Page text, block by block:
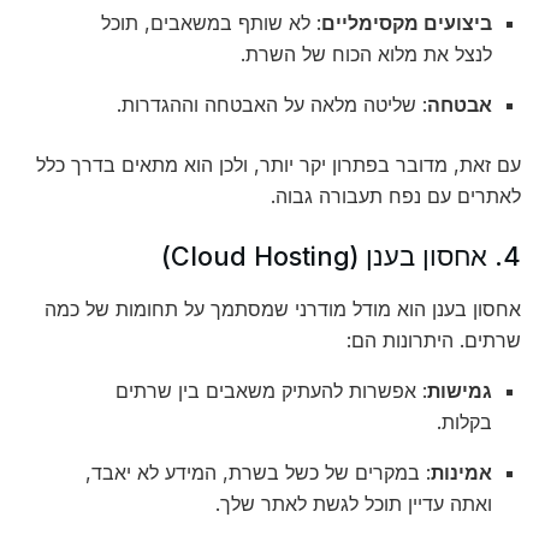
ביצועים מקסימליים: לא שותף במשאבים, תוכל
לנצל את מלוא הכוח של השרת.
אבטחה: שליטה מלאה על האבטחה וההגדרות.
עם זאת, מדובר בפתרון יקר יותר, ולכן הוא מתאים בדרך כלל
לאתרים עם נפח תעבורה גבוה.
4. אחסון בענן (Cloud Hosting)
אחסון בענן הוא מודל מודרני שמסתמך על תחומות של כמה
שרתים. היתרונות הם:
גמישות: אפשרות להעתיק משאבים בין שרתים
בקלות.
אמינות: במקרים של כשל בשרת, המידע לא יאבד,
ואתה עדיין תוכל לגשת לאתר שלך.